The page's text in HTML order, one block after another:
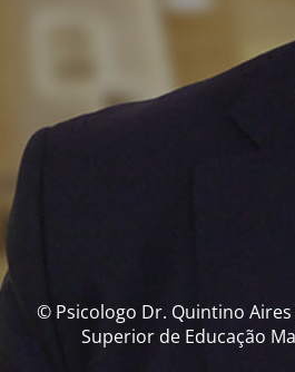
© Psicologo Dr. Quintino
Superior de Educação